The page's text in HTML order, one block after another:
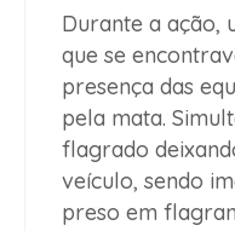
Durante a ação,
que se
presença das
pela mata.
flagrado
veículo, sendo
preso em